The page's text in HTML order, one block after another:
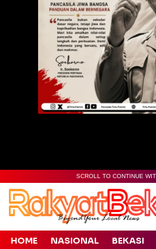
SCROLL TO CONTINUE
HOME NASIONAL BEKASI